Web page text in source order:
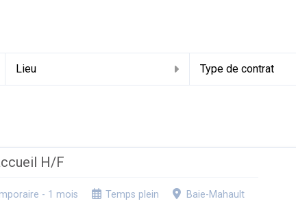
Lieu Type de contrat
H/F
- 1 mois Temps plein Baie-Mahault